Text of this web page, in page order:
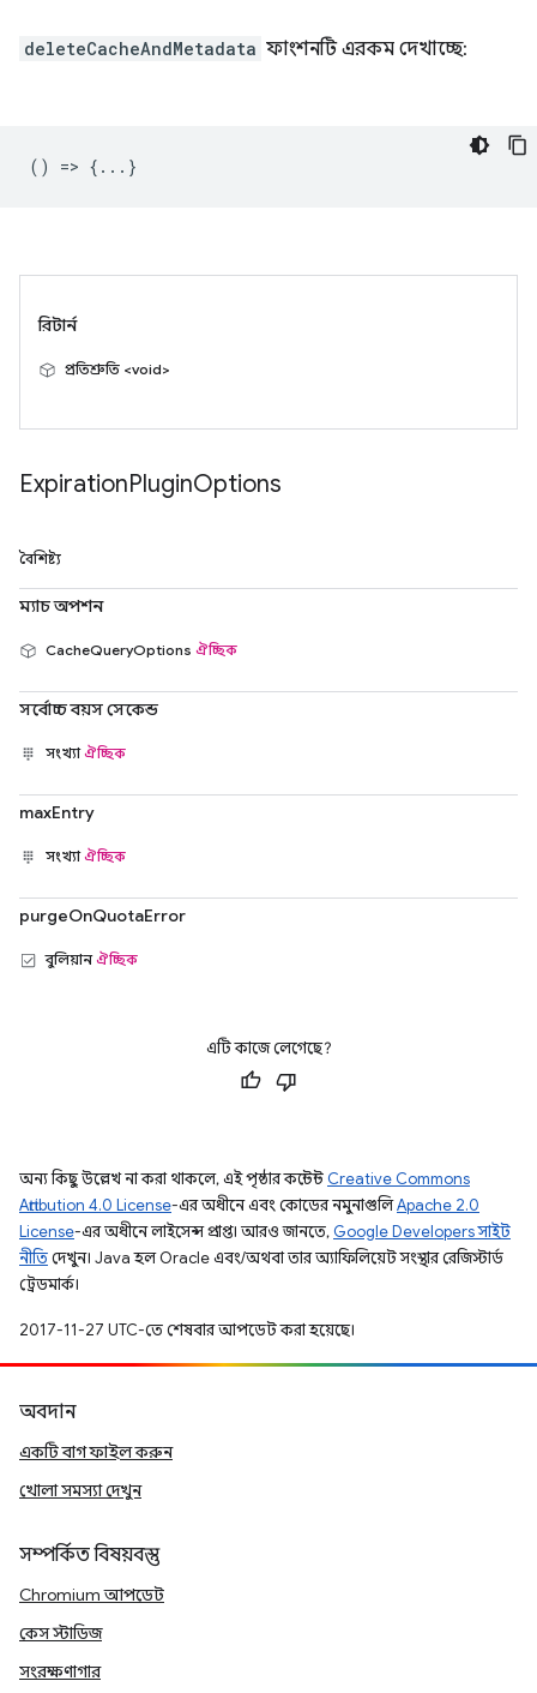
deleteCacheAndMetadata ফাংশনটি এরকম দেখাচ্ছে:
() => {...}
রিটার্ন
প্রতিশ্রুতি <void>
ExpirationPluginOptions
বৈশিষ্ট্য
ম্যাচ অপশন
CacheQueryOptions ঐচ্ছিক
সর্বোচ্চ বয়স সেকেন্ড
সংখ্যাঐচ্ছিক
maxEntry
সংখ্যাঐচ্ছিক
purgeOnQuotaError
বুলিয়ানঐচ্ছিক
এটি কাজে লেগেছে?
অন্য কিছু উল্লেখ না করা থাকলে, এই পৃষ্ঠার কন্টেন্ট Creative Commons
Attribution 4.0 License-এর অধীনে এবং কোডের নমুনাগুলিApache 2.0
License-এর অধীনে লাইসেন্স প্রাপ্ত। আরও জানতে, Google Developers সাইট
নীতিদেখুন। Java হল Oracle এবং/অথবা তার অ্যাফিলিয়েট সংস্থার রেজিস্টার্ড
ট্রেডমার্ক।
2017-11-27 UTC-তে শেষবার আপডেট করা হয়েছে।
অবদান
একটি বাগ ফাইল করুন
খোলা সমস্যা দেখুন
সম্পর্কিত বিষয়বস্তু
Chromium আপডেট
কেস স্টাডিজ
সংরক্ষণাগার